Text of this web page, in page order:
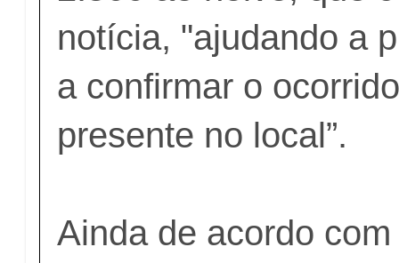
notícia, "ajudando a
a confirmar o
presente no local”.
Ainda de acordo